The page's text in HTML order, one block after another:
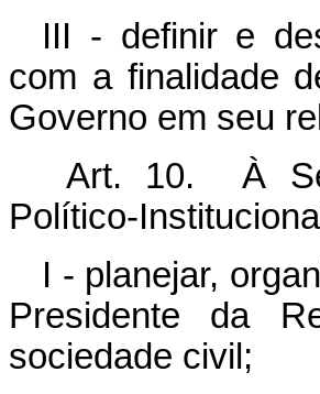
III - definir e
com a finalidade
Governo em seu
Art. 10. À
Político-
I - planejar,
Presidente da
sociedade civil;